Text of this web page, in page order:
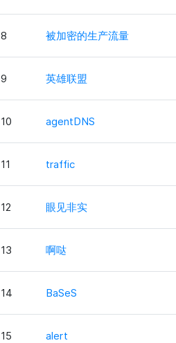
8 被加密的生产流量
9 英雄联盟
10 agentDNS
11 traffic
12 眼见非实
13 啊哒
14 BaSeS
15 alert